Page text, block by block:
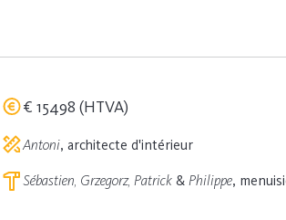
€ 15498 (HTVA)
Antoni, architecte d'intérieur
Sébastien, Grzegorz, Patrick &Philippe,